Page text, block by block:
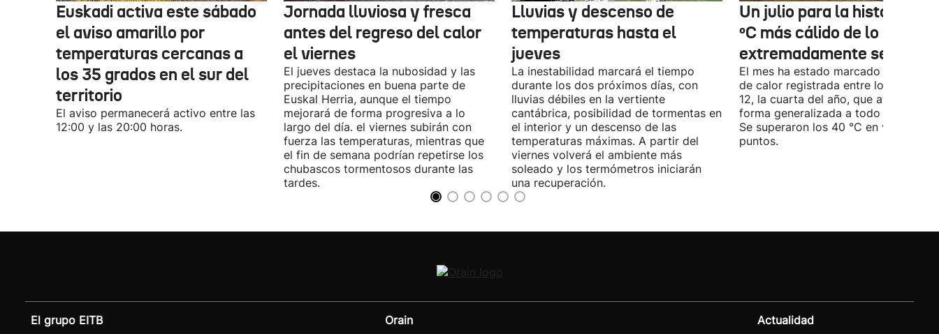
Euskadi activa este sábado
el aviso amarillo por
temperaturas cercanas a
los 35 grados en el sur del
territorio
El aviso permanecerá activo entre las
12:00 y las 20:00 horas.
Jornada lluviosa y fresca
antes del regreso del calor
el viernes
El jueves destaca la nubosidad y las
precipitaciones en buena parte de
Euskal Herria, aunque el tiempo
mejorará de forma progresiva a lo
largo del día. el viernes subirán con
fuerza las temperaturas, mientras que
el fin de semana podrían repetirse los
chubascos tormentosos durante las
tardes.
Lluvias y descenso de
temperaturas hasta el
jueves
La inestabilidad marcará el tiempo
durante los dos próximos días, con
lluvias débiles en la vertiente
cantábrica, posibilidad de tormentas en
el interior y un descenso de las
temperaturas máximas. A partir del
viernes volverá el ambiente más
soleado y los termómetros iniciarán
una recuperación.
Un julio para la historia: 3,6
ºC más cálido de lo
extremadamente seco
El mes ha estado marcado por la ola
de calor registrada entre los días 5 y
12, la cuarta del año, que afectó de
forma generalizada a todo el
Se superaron los 40 °C en varios
puntos.
El grupo EITB Orain Actualidad